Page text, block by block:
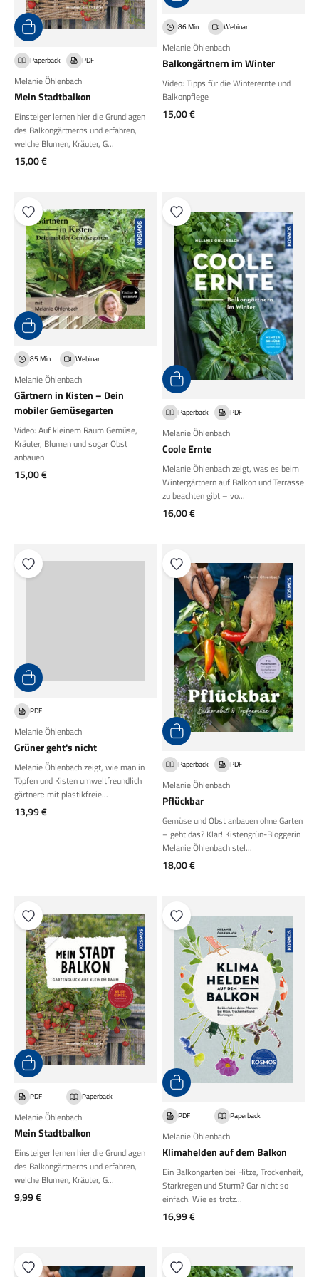
Paperback PDF
Melanie Öhlenbach
Mein Stadtbalkon
Einsteiger lernen hier die Grundlagen
des Balkongärtnerns und erfahren,
welche Blumen, Kräuter, G...
Angebot
15,00 €
86 Min Webinar
Melanie Öhlenbach
Balkongärtnern im Winter
Video: Tipps für die Winterernte und
Balkonpflege
Angebot
15,00 €
85 Min Webinar
Melanie Öhlenbach
Gärtnern in Kisten – Dein
mobiler Gemüsegarten
Video: Auf kleinem Raum Gemüse,
Kräuter, Blumen und sogar Obst
anbauen
Angebot
15,00 €
Paperback PDF
Melanie Öhlenbach
Coole Ernte
Melanie Öhlenbach zeigt, was es beim
Wintergärtnern auf Balkon und Terrasse
zu beachten gibt – vo...
Angebot
16,00 €
PDF
Melanie Öhlenbach
Grüner geht's nicht
Melanie Öhlenbach zeigt, wie man in
Töpfen und Kisten umweltfreundlich
gärtnert: mit plastikfreie...
Angebot
13,99 €
Paperback PDF
Melanie Öhlenbach
Pflückbar
Gemüse und Obst anbauen ohne Garten
– geht das? Klar! Kistengrün-Bloggerin
Melanie Öhlenbach stel...
Angebot
18,00 €
PDF Paperback
Melanie Öhlenbach
Mein Stadtbalkon
Einsteiger lernen hier die Grundlagen
des Balkongärtnerns und erfahren,
welche Blumen, Kräuter, G...
Angebot
9,99 €
PDF Paperback
Melanie Öhlenbach
Klimahelden auf dem Balkon
Ein Balkongarten bei Hitze, Trockenheit,
Starkregen und Sturm? Gar nicht so
einfach. Wie es trotz...
Angebot
16,99 €